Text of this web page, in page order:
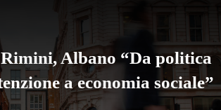
Albano “Da politica
a economia sociale”